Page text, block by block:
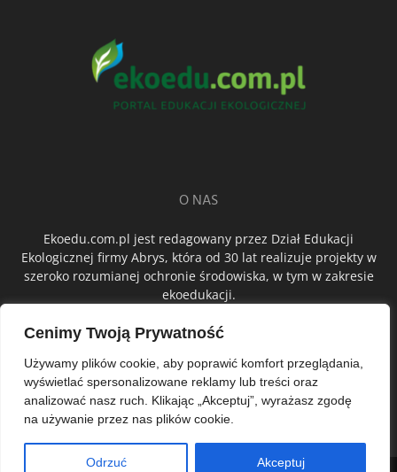
Cenimy Twoją Prywatność
Używamy plików cookie, aby poprawić komfort przeglądania,
wyświetlać spersonalizowane reklamy lub treści oraz
analizować nasz ruch. Klikając „Akceptuj”, wyrażasz zgodę
na używanie przez nas plików cookie.
Odrzuć Akceptuj
O NAS
Ekoedu.com.pl jest redagowany przez Dział Edukacji
Ekologicznej firmy Abrys, która od 30 lat realizuje projekty w
szeroko rozumianej ochronie środowiska, w tym w zakresie
ekoedukacji.
ŚLEDŹ NAS